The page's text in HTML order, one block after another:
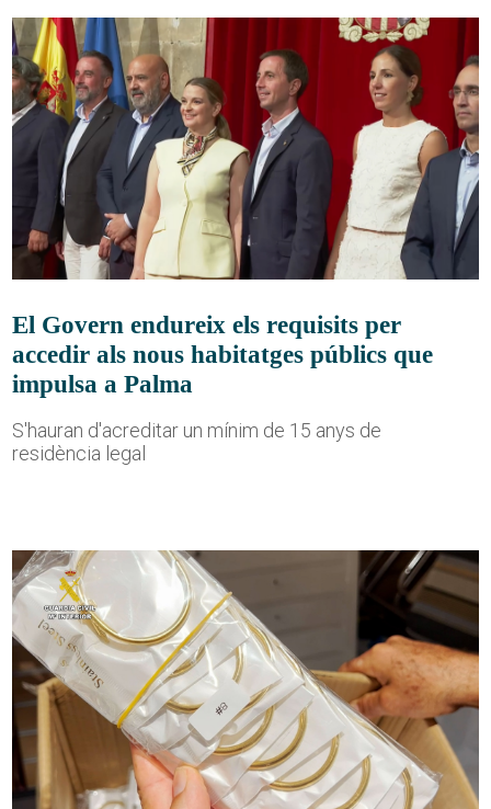
El Govern endureix els requisits per
accedir als nous habitatges públics que
impulsa a Palma
S'hauran d'acreditar un mínim de 15 anys de
residència legal